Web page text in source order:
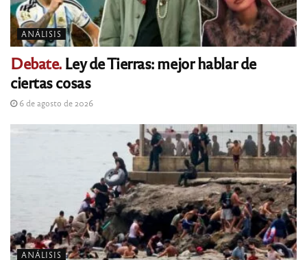
ANÁLISIS
Debate.Ley de Tierras: mejor hablar de
ciertas cosas
6 de agosto de 2026
ANÁLISIS